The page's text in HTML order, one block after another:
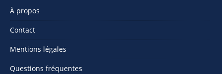
À propos
Contact
Mentions légales
Questions fréquentes